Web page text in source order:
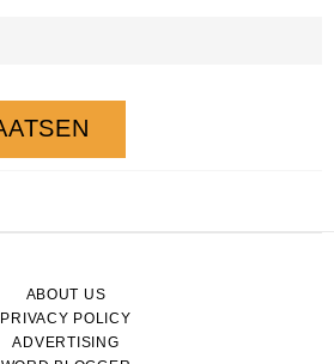
ABOUT US
PRIVACY POLICY
ADVERTISING